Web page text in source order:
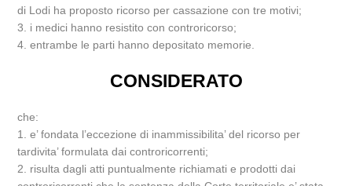
di Lodi ha proposto ricorso per cassazione con tre motivi;
3. i medici hanno resistito con controricorso;
4. entrambe le parti hanno depositato memorie.
CONSIDERATO
che:
1. e’ fondata l’eccezione di inammissibilita’ del ricorso per
tardivita’ formulata dai controricorrenti;
2. risulta dagli atti puntualmente richiamati e prodotti dai